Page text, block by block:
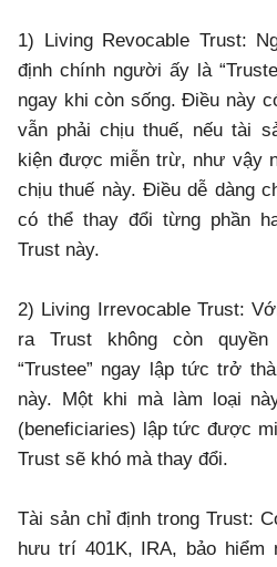
1) Living Revocable Trust:
định chính người ấy là
ngay khi còn sống. Điều này
vẫn phải chịu thuế, nếu tài
kiện được miễn trừ, như vậy
chịu thuế này. Điều dễ dàng
có thể thay đổi từng phần
Trust này.
2) Living Irrevocable Trust:
ra Trust không còn
“Trustee” ngay lập tức trở
này. Một khi mà làm loại
(beneficiaries) lập tức được
Trust sẽ khó mà thay đổi.
Tài sản chỉ định trong Trust:
hưu trí 401K, IRA, bảo hiểm